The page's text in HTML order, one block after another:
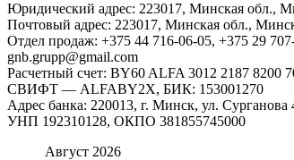
Юридический адрес: 223017, Минская обл.,
Почтовый адрес: 223017, Минская обл.,
Отдел продаж: +375 44 716-06-05, +375 29
gnb.grupp@gmail.com
Расчетный счет: BY60 ALFA 3012 2187
СВИФТ — ALFABY2X, БИК: 153001270
Адрес банка: 220013, г. Минск, ул. Сурганова
УНП 192310128, ОКПО 381855745000
Август 2026